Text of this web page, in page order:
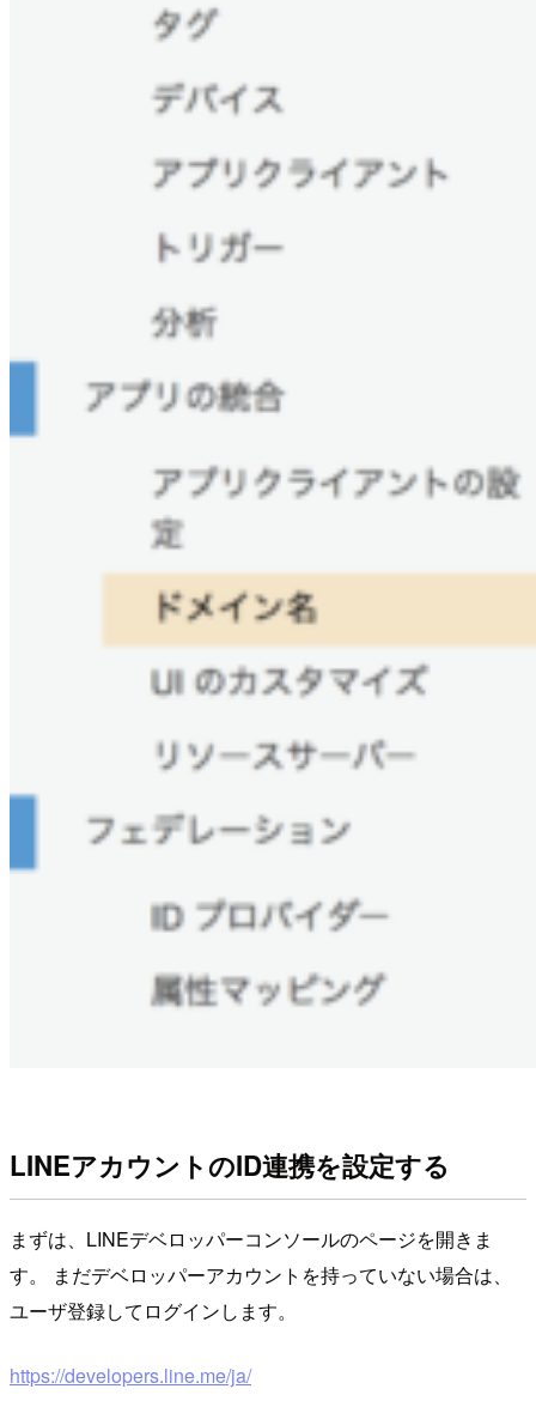
LINEアカウントのID連携を設定する
まずは、LINEデベロッパーコンソールのページを開きま
す。 まだデベロッパーアカウントを持っていない場合は、
ユーザ登録してログインします。
https://developers.line.me/ja/